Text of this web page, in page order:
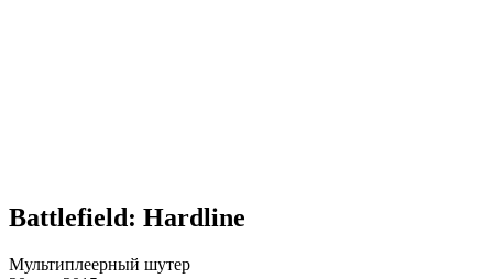
Battlefield: Hardline
Мультиплеерный шутер